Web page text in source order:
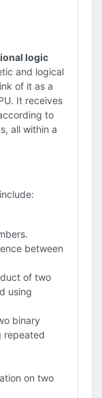
logic
and logical
of it as a
It receives
to
all within a
between
of two
using
binary
repeated
on two